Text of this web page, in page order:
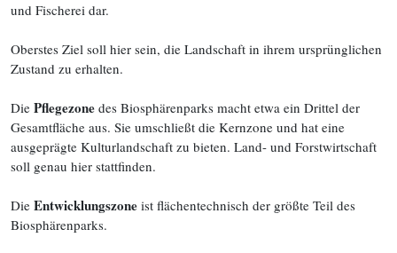
und Fischerei dar.
Oberstes Ziel soll hier sein, die Landschaft in ihrem ursprünglichen
Zustand zu erhalten.
Die Pflegezone des Biosphärenparks macht etwa ein Drittel der
Gesamtfläche aus. Sie umschließt die Kernzone und hat eine
ausgeprägte Kulturlandschaft zu bieten. Land- und Forstwirtschaft
soll genau hier stattfinden.
Die Entwicklungszone ist flächentechnisch der größte Teil des
Biosphärenparks.